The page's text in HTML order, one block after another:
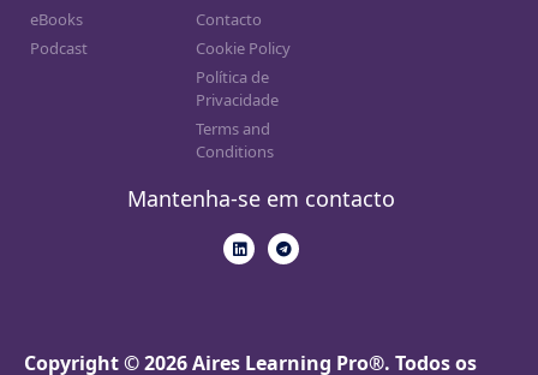
eBooks
Podcast
Contacto
Cookie Policy
Política de
Privacidade
Terms and
Conditions
Mantenha-se em contacto
Copyright © 2026 Aires Learning Pro®. Todos os